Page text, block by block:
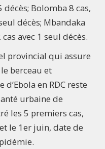
Bolomba 8 cas,
décès; Mbandaka
avec 1 seul décès.
provincial qui assure
berceau et
en RDC reste
urbaine de
les 5 premiers cas,
le 1er juin, date de